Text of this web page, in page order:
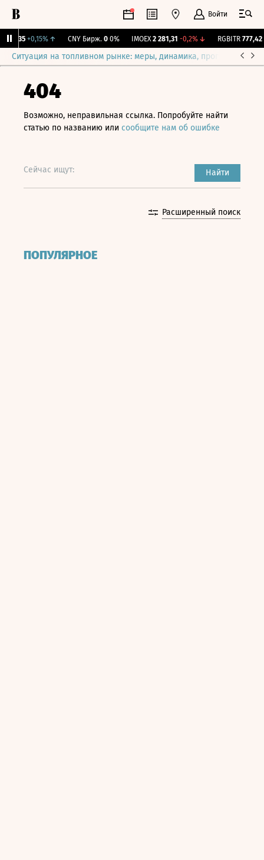
Войти
115,35 +0,15%↑ CNY Бирж. 0 0% IMOEX 2 281,31 -0,2%↓ RGBITR 777,42
Ситуация на топливном рынке: меры, динамика, прогнозы
404
Возможно, неправильная ссылка. Попробуйте найти
статью по названию или сообщите нам об ошибке
Сейчас ищут: Найти
Расширенный поиск
ПОПУЛЯРНОЕ